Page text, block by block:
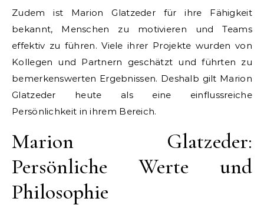
Zudem ist Marion Glatzeder für ihre Fähigkeit
bekannt, Menschen zu motivieren und Teams
effektiv zu führen. Viele ihrer Projekte wurden von
Kollegen und Partnern geschätzt und führten zu
bemerkenswerten Ergebnissen. Deshalb gilt Marion
Glatzeder heute als eine einflussreiche
Persönlichkeit in ihrem Bereich.
Marion Glatzeder:
Persönliche Werte und
Philosophie